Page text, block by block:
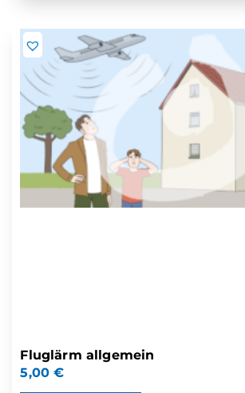
Fluglärm allgemein
5,00€